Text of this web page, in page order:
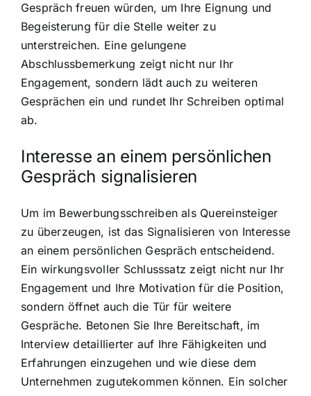
Gespräch freuen würden, um Ihre Eignung und
Begeisterung für die Stelle weiter zu
unterstreichen. Eine gelungene
Abschlussbemerkung zeigt nicht nur Ihr
Engagement, sondern lädt auch zu weiteren
Gesprächen ein und rundet Ihr Schreiben optimal
ab.
Interesse an einem persönlichen
Gespräch signalisieren
Um im Bewerbungsschreiben als Quereinsteiger
zu überzeugen, ist das Signalisieren von Interesse
an einem persönlichen Gespräch entscheidend.
Ein wirkungsvoller Schlusssatz zeigt nicht nur Ihr
Engagement und Ihre Motivation für die Position,
sondern öffnet auch die Tür für weitere
Gespräche. Betonen Sie Ihre Bereitschaft, im
Interview detaillierter auf Ihre Fähigkeiten und
Erfahrungen einzugehen und wie diese dem
Unternehmen zugutekommen können. Ein solcher